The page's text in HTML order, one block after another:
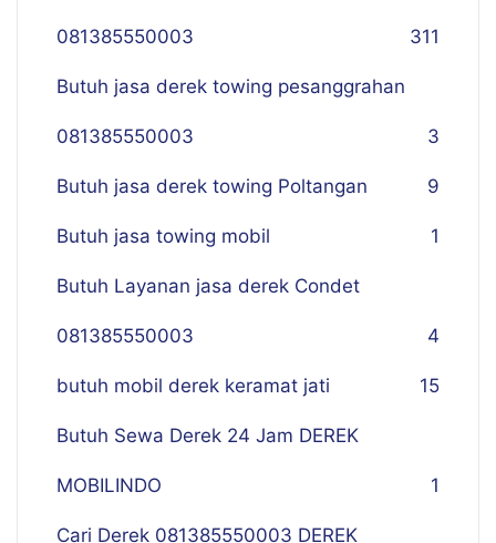
081385550003 311
Butuh jasa derek towing pesanggrahan
081385550003 3
Butuh jasa derek towing Poltangan 9
Butuh jasa towing mobil 1
Butuh Layanan jasa derek Condet
081385550003 4
butuh mobil derek keramat jati 15
Butuh Sewa Derek 24 Jam DEREK
MOBILINDO 1
Cari Derek 081385550003 DEREK